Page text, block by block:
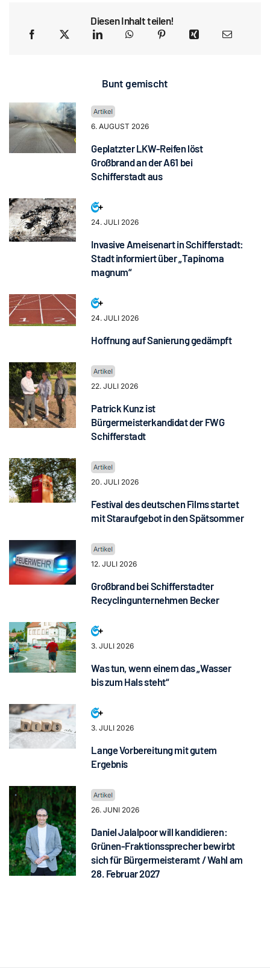
Diesen Inhalt teilen!
Bunt gemischt
6. AUGUST 2026
Geplatzter LKW-Reifen löst
Großbrand an der A61 bei
Schifferstadt aus
24. JULI 2026
Invasive Ameisenart in Schifferstadt:
Stadt informiert über „Tapinoma
magnum“
24. JULI 2026
Hoffnung auf Sanierung gedämpft
22. JULI 2026
Patrick Kunz ist
Bürgermeisterkandidat der FWG
Schifferstadt
20. JULI 2026
Festival des deutschen Films startet
mit Staraufgebot in den Spätsommer
12. JULI 2026
Großbrand bei Schifferstadter
Recyclingunternehmen Becker
3. JULI 2026
Was tun, wenn einem das „Wasser
bis zum Hals steht“
3. JULI 2026
Lange Vorbereitung mit gutem
Ergebnis
26. JUNI 2026
Daniel Jalalpoor will kandidieren:
Grünen-Fraktionssprecher bewirbt
sich für Bürgermeisteramt / Wahl am
28. Februar 2027